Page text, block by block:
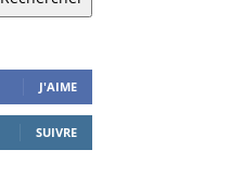
J'AIME
SUIVRE